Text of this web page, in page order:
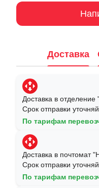
Доставка
Доставка в
Срок отправки
По тарифам
Доставка в почтомат
Срок отправки
По тарифам